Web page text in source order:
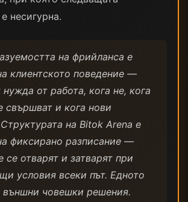
несигурна.
на фрийланса е
клиентското поведение —
от работа, кога не, кога
свършват и кога нови
Структурата на Bitok Arena е
фиксирано разписание —
се отварят и затварят при
условия всеки път. Едното
външни човешки решения.